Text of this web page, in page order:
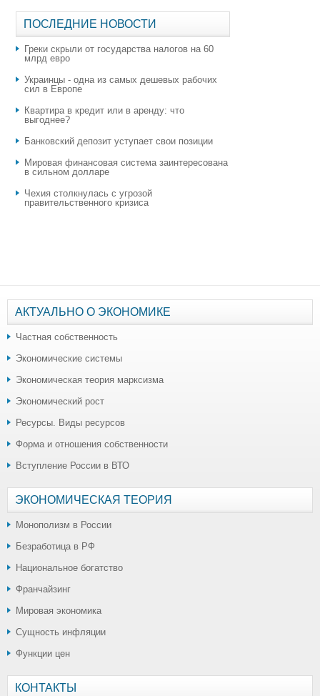
ПОСЛЕДНИЕ НОВОСТИ
Греки скрыли от государства налогов на 60
млрд евро
Украинцы - одна из самых дешевых рабочих
сил в Европе
Квартира в кредит или в аренду: что
выгоднее?
​Банковский депозит уступает свои позиции
Мировая финансовая система заинтересована
в сильном долларе
Чехия столкнулась с угрозой
правительственного кризиса
АКТУАЛЬНО О ЭКОНОМИКЕ
Частная собственность
Экономические системы
Экономическая теория марксизма
Экономический рост
Ресурсы. Виды ресурсов
Форма и отношения собственности
Вступление России в ВТО
ЭКОНОМИЧЕСКАЯ ТЕОРИЯ
Монополизм в России
Безработица в РФ
Национальное богатство
Франчайзинг
Мировая экономика
Сущность инфляции
Функции цен
КОНТАКТЫ